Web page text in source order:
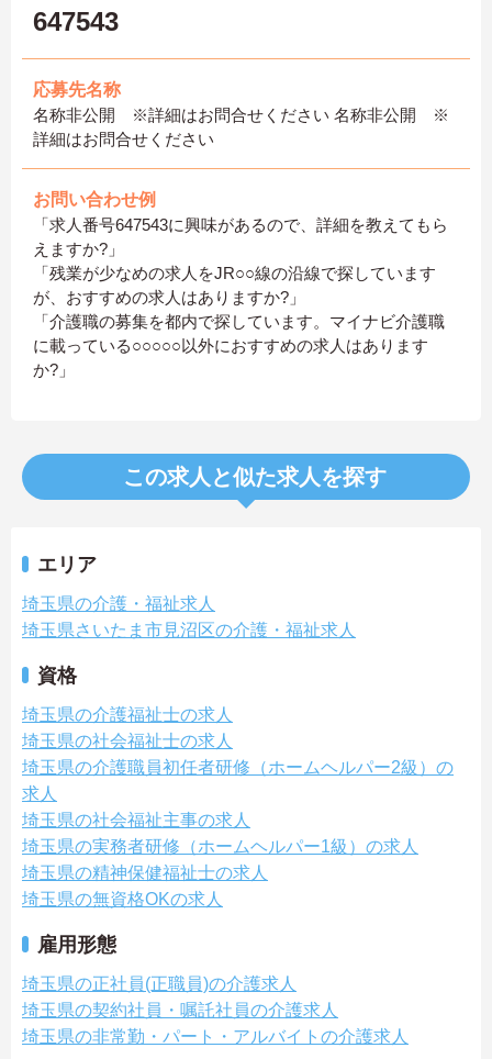
647543
応募先名称
名称非公開 ※詳細はお問合せください 名称非公開 ※
詳細はお問合せください
お問い合わせ例
「求人番号647543に興味があるので、詳細を教えてもら
えますか?」
「残業が少なめの求人をJR○○線の沿線で探しています
が、おすすめの求人はありますか?」
「介護職の募集を都内で探しています。マイナビ介護職
に載っている○○○○○以外におすすめの求人はあります
か?」
この求人と似た求人を探す
エリア
埼玉県の介護・福祉求人
埼玉県さいたま市見沼区の介護・福祉求人
資格
埼玉県の介護福祉士の求人
埼玉県の社会福祉士の求人
埼玉県の介護職員初任者研修（ホームヘルパー2級）の
求人
埼玉県の社会福祉主事の求人
埼玉県の実務者研修（ホームヘルパー1級）の求人
埼玉県の精神保健福祉士の求人
埼玉県の無資格OKの求人
雇用形態
埼玉県の正社員(正職員)の介護求人
埼玉県の契約社員・嘱託社員の介護求人
埼玉県の非常勤・パート・アルバイトの介護求人